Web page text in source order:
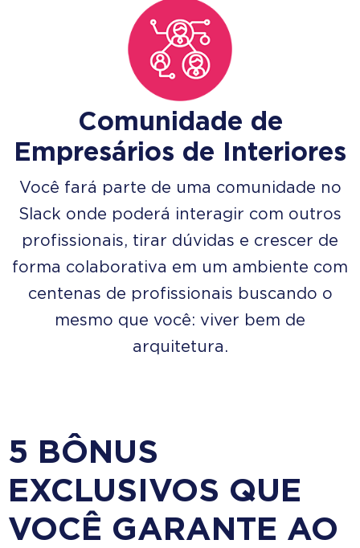
Comunidade de
Empresários de Interiores
Você fará parte de uma comunidade no
Slack onde poderá interagir com outros
profissionais, tirar dúvidas e crescer de
forma colaborativa em um ambiente com
centenas de profissionais buscando o
mesmo que você: viver bem de
arquitetura.
5 BÔNUS
EXCLUSIVOS QUE
VOCÊ GARANTE AO